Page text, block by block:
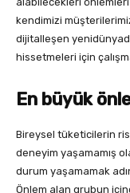
kendimizi
dijitalleşen
hissetmeleri için
En büyük
Bireysel tüketicilerin
deneyim yaşamamış
durum yaşamamak
Önlem alan grubun